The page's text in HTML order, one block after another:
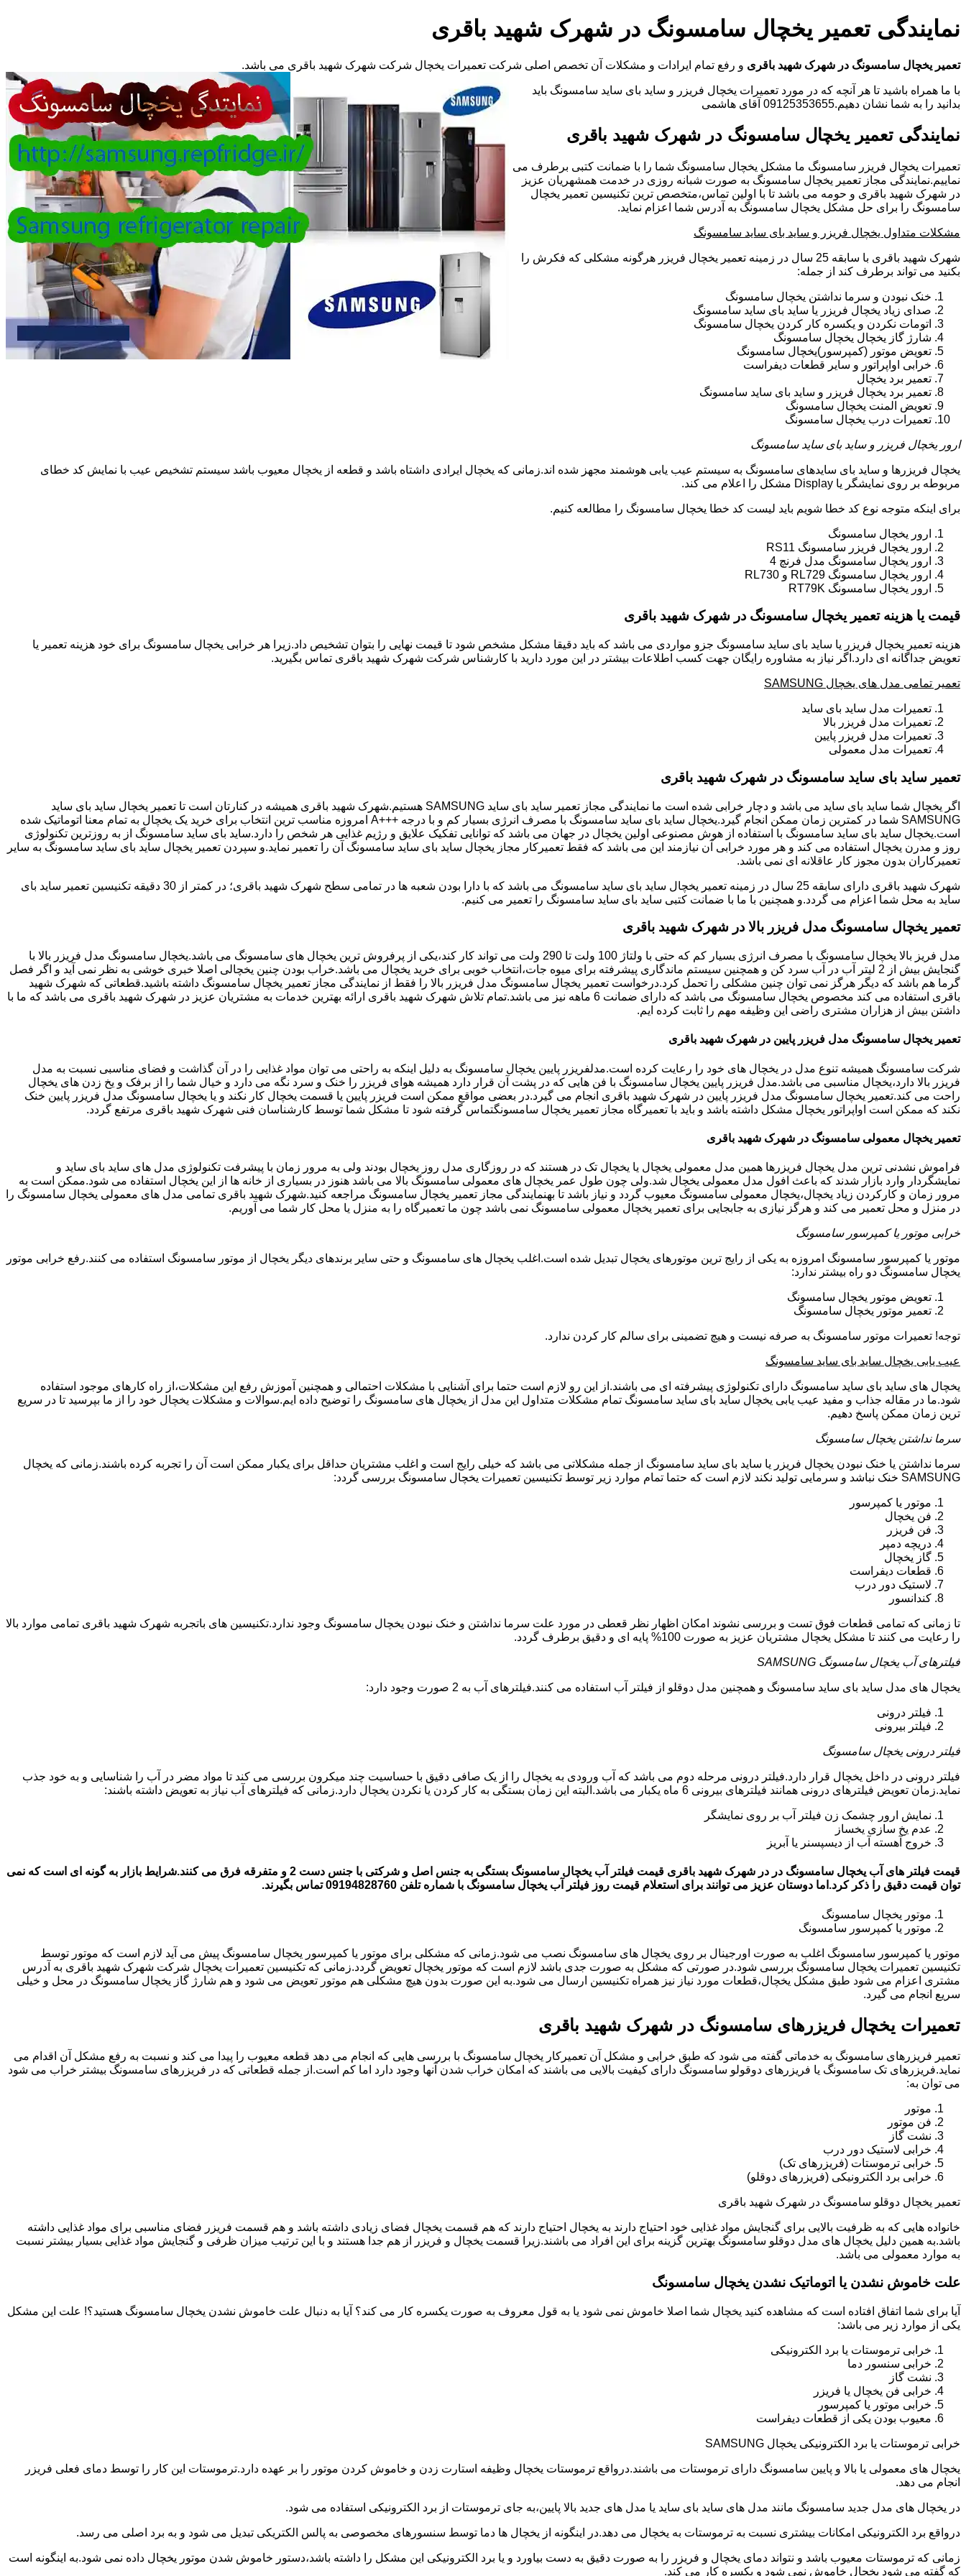
نمایندگی تعمیر یخچال سامسونگ در شهرک شهید باقری
تعمیر یخچال سامسونگ در شهرک شهید باقری و رفع تمام ایرادات و مشکلات آن تخصص اصلی شرکت تعمیرات یخچال شرکت شهرک شهید باقری می باشد.
با ما همراه باشید تا هر آنچه که در مورد تعمیرات یخچال فریزر و ساید بای ساید سامسونگ باید
بدانید را به شما نشان دهیم.09125353655 آقای هاشمی
نمایندگی تعمیر یخچال سامسونگ در شهرک شهید باقری
تعمیرات یخچال فریزر سامسونگ ما مشکل یخچال سامسونگ شما را با ضمانت کتبی برطرف می
نماییم.نمایندگی مجاز تعمیر یخچال سامسونگ به صورت شبانه روزی در خدمت همشهریان عزیز
در شهرک شهید باقری و حومه می باشد تا با اولین تماس،متخصص ترین تکنیسین تعمیر یخچال
سامسونگ را برای حل مشکل یخچال سامسونگ به آدرس شما اعزام نماید.
مشکلات متداول یخچال فریزر و ساید بای ساید سامسونگ
شهرک شهید باقری با سابقه 25 سال در زمینه تعمیر یخچال فریزر هرگونه مشکلی که فکرش را
بکنید می تواند برطرف کند از جمله:
خنک نبودن و سرما نداشتن یخچال سامسونگ
صدای زیاد یخچال فریزر یا ساید بای ساید سامسونگ
اتومات نکردن و یکسره کار کردن یخچال سامسونگ
شارژ گاز یخچال یخچال سامسونگ
تعویض موتور (کمپرسور)یخچال سامسونگ
خرابی اواپراتور و سایر قطعات دیفراست
تعمیر برد یخچال
تعمیر برد یخچال فریزر و ساید بای ساید سامسونگ
تعویض المنت یخچال سامسونگ
تعمیرات درب یخچال سامسونگ
ارور یخچال فریزر و ساید بای ساید سامسونگ
یخچال فریزرها و ساید بای سایدهای سامسونگ به سیستم عیب یابی هوشمند مجهز شده اند.زمانی که یخچال ایرادی داشتاه باشد و قطعه از یخچال معیوب باشد سیستم تشخیص عیب با نمایش کد خطای
مربوطه بر روی نمایشگر یا Display مشکل را اعلام می کند.
برای اینکه متوجه نوع کد خطا شویم باید لیست کد خطا یخچال سامسونگ را مطالعه کنیم.
ارور یخچال سامسونگ
ارور یخچال فریزر سامسونگ RS11
ارور یخچال سامسونگ مدل فرنچ 4
ارور یخچال سامسونگ RL729 و RL730
ارور یخچال سامسونگ RT79K
قیمت یا هزینه تعمیر یخچال سامسونگ در شهرک شهید باقری
هزینه تعمیر یخچال فریزر یا ساید بای ساید سامسونگ جزو مواردی می باشد که باید دقیقا مشکل مشخص شود تا قیمت نهایی را بتوان تشخیص داد.زیرا هر خرابی یخچال سامسونگ برای خود هزینه تعمیر یا
تعویض جداگانه ای دارد.اگر نیاز به مشاوره رایگان جهت کسب اطلاعات بیشتر در این مورد دارید با کارشناس شرکت شهرک شهید باقری تماس بگیرید.
تعمیر تمامی مدل های یخچال SAMSUNG
تعمیرات مدل ساید بای ساید
تعمیرات مدل فریزر بالا
تعمیرات مدل فریزر پایین
تعمیرات مدل معمولی
تعمیر ساید بای ساید سامسونگ در شهرک شهید باقری
اگر یخچال شما ساید بای ساید می باشد و دچار خرابی شده است ما نمایندگی مجاز تعمیر ساید بای ساید SAMSUNG هستیم.شهرک شهید باقری همیشه در کنارتان است تا تعمیر یخچال ساید بای ساید
SAMSUNG شما در کمترین زمان ممکن انجام گیرد.یخچال ساید بای ساید سامسونگ با مصرف انرژی بسیار کم و با درجه +++A امروزه مناسب ترین انتخاب برای خرید یک یخچال به تمام معنا اتوماتیک شده
است.یخچال ساید بای ساید سامسونگ با استفاده از هوش مصنوعی اولین یخچال در جهان می باشد که توانایی تفکیک علایق و رژیم غذایی هر شخص را دارد.ساید بای ساید سامسونگ از به روزترین تکنولوژی
روز و مدرن یخچال استفاده می کند و هر مورد خرابی آن نیازمند این می باشد که فقط تعمیرکار مجاز یخچال ساید بای ساید سامسونگ آن را تعمیر نماید.و سپردن تعمیر یخچال ساید بای ساید سامسونگ به سایر
تعمیرکاران بدون مجوز کار عاقلانه ای نمی باشد.
شهرک شهید باقری دارای سابقه 25 سال در زمینه تعمیر یخچال ساید بای ساید سامسونگ می باشد که با دارا بودن شعبه ها در تمامی سطح شهرک شهید باقری؛ در کمتر از 30 دقیقه تکنیسین تعمیر ساید بای
ساید به محل شما اعزام می گردد.و همچنین با ما با ضمانت کتبی ساید بای ساید سامسونگ را تعمیر می کنیم.
تعمیر یخچال سامسونگ مدل فریزر بالا در شهرک شهید باقری
مدل فریز بالا یخچال سامسونگ با مصرف انرژی بسیار کم که حتی با ولتاژ 100 ولت تا 290 ولت می تواند کار کند،یکی از پرفروش ترین یخچال های سامسونگ می باشد.یخچال سامسونگ مدل فریزر بالا با
گنجایش بیش از 2 لیتر آب در آب سرد کن و همچنین سیستم ماندگاری پیشرفته برای میوه جات،انتخاب خوبی برای خرید یخچال می باشد.خراب بودن چنین یخچالی اصلا خبری خوشی به نظر نمی آید و اگر فصل
گرما هم باشد که دیگر هرگز نمی توان چنین مشکلی را تحمل کرد.درخواست تعمیر یخچال سامسونگ مدل فریزر بالا را فقط از نمایندگی مجاز تعمیر یخچال سامسونگ داشته باشید.قطعاتی که شهرک شهید
باقری استفاده می کند مخصوص یخچال سامسونگ می باشد که دارای ضمانت 6 ماهه نیز می باشد.تمام تلاش شهرک شهید باقری ارائه بهترین خدمات به مشتریان عزیز در شهرک شهید باقری می باشد که ما با
داشتن بیش از هزاران مشتری راضی این وظیفه مهم را ثابت کرده ایم.
تعمیر یخچال سامسونگ مدل فریزر پایین در شهرک شهید باقری
شرکت سامسونگ همیشه تنوع مدل در یخچال های خود را رعایت کرده است.مدلفریزر پایین یخچال سامسونگ به دلیل اینکه به راحتی می توان مواد غذایی را در آن گذاشت و فضای مناسبی نسبت به مدل
فریزر بالا دارد،یخچال مناسبی می باشد.مدل فریزر پایین یخچال سامسونگ با فن هایی که در پشت آن قرار دارد همیشه هوای فریزر را خنک و سرد نگه می دارد و خیال شما را از برفک و یخ زدن های یخچال
راحت می کند.تعمیر یخچال سامسونگ مدل فریزر پایین در شهرک شهید باقری انجام می گیرد.در بعضی مواقع ممکن است فریزر پایین یا قسمت یخچال کار نکند و یا یخچال سامسونگ مدل فریزر پایین خنک
نکند که ممکن است اواپراتور یخچال مشکل داشته باشد و باید با تعمیرگاه مجاز تعمیر یخچال سامسونگتماس گرفته شود تا مشکل شما توسط کارشناسان فنی شهرک شهید باقری مرتفع گردد.
تعمیر یخچال معمولی سامسونگ در شهرک شهید باقری
فراموش نشدنی ترین مدل یخچال فریزرها همین مدل معمولی یخچال یا یخچال تک در هستند که در روزگاری مدل روز یخچال بودند ولی به مرور زمان با پیشرفت تکنولوژی مدل های ساید بای ساید و
نمایشگردار وارد بازار شدند که باعث افول مدل معمولی یخچال شد.ولی چون طول عمر یخچال های معمولی سامسونگ بالا می باشد هنوز در بسیاری از خانه ها از این یخچال استفاده می شود.ممکن است به
مرور زمان و کارکردن زیاد یخچال،یخچال معمولی سامسونگ معیوب گردد و نیاز باشد تا بهنمایندگی مجاز تعمیر یخچال سامسونگ مراجعه کنید.شهرک شهید باقری تمامی مدل های معمولی یخچال سامسونگ را
در منزل و محل تعمیر می کند و هرگز نیازی به جابجایی برای تعمیر یخچال معمولی سامسونگ نمی باشد چون ما تعمیرگاه را به منزل یا محل کار شما می آوریم.
خرابی موتور یا کمپرسور سامسونگ
موتور یا کمپرسور سامسونگ امروزه به یکی از رایج ترین موتورهای یخچال تبدیل شده است.اغلب یخچال های سامسونگ و حتی سایر برندهای دیگر یخچال از موتور سامسونگ استفاده می کنند.رفع خرابی موتور
یخچال سامسونگ دو راه بیشتر ندارد:
تعویض موتور یخچال سامسونگ
تعمیر موتور یخچال سامسونگ
توجه! تعمیرات موتور سامسونگ به صرفه نیست و هیچ تضمینی برای سالم کار کردن ندارد.
عیب یابی یخچال ساید بای ساید سامسونگ
یخچال های ساید بای ساید سامسونگ دارای تکنولوژی پیشرفته ای می باشند.از این رو لازم است حتما برای آشنایی با مشکلات احتمالی و همچنین آموزش رفع این مشکلات،از راه کارهای موجود استفاده
شود.ما در مقاله جذاب و مفید عیب یابی یخچال ساید بای ساید سامسونگ تمام مشکلات متداول این مدل از یخچال های سامسونگ را توضیح داده ایم.سوالات و مشکلات یخچال خود را از ما بپرسید تا در سریع
ترین زمان ممکن پاسخ دهیم.
سرما نداشتن یخچال سامسونگ
سرما نداشتن یا خنک نبودن یخچال فریزر یا ساید بای ساید سامسونگ از جمله مشکلاتی می باشد که خیلی رایج است و اغلب مشتریان حداقل برای یکبار ممکن است آن را تجربه کرده باشند.زمانی که یخچال
SAMSUNG خنک نباشد و سرمایی تولید نکند لازم است که حتما تمام موارد زیر توسط تکنیسین تعمیرات یخچال سامسونگ بررسی گردد:
موتور یا کمپرسور
فن یخچال
فن فریزر
دریچه دمپر
گاز یخچال
قطعات دیفراست
لاستیک دور درب
کندانسور
تا زمانی که تمامی قطعات فوق تست و بررسی نشوند امکان اظهار نظر قعطی در مورد علت سرما نداشتن و خنک نبودن یخچال سامسونگ وجود ندارد.تکنیسین های باتجربه شهرک شهید باقری تمامی موارد بالا
را رعایت می کنند تا مشکل یخچال مشتریان عزیز به صورت 100% پایه ای و دقیق برطرف گردد.
فیلترهای آب یخچال سامسونگ SAMSUNG
یخچال های مدل ساید بای ساید سامسونگ و همچنین مدل دوقلو از فیلتر آب استفاده می کنند.فیلترهای آب به 2 صورت وجود دارد:
فیلتر درونی
فیلتر بیرونی
فیلتر درونی یخچال سامسونگ
فیلتر درونی در داخل یخچال قرار دارد.فیلتر درونی مرحله دوم می باشد که آب ورودی به یخچال را از یک صافی دقیق با حساسیت چند میکرون بررسی می کند تا مواد مضر در آب را شناسایی و به خود جذب
نماید.زمان تعویض فیلترهای درونی همانند فیلترهای بیرونی 6 ماه یکبار می باشد.البته این زمان بستگی به کار کردن یا نکردن یخچال دارد.زمانی که فیلترهای آب نیاز به تعویض داشته باشند:
نمایش ارور چشمک زن فیلتر آب بر روی نمایشگر
عدم یخ سازی یخساز
خروج آهسته آب از دیسپسنر یا آبریز
قیمت فیلتر های آب یخچال سامسونگ در در شهرک شهید باقری قیمت فیلتر آب یخچال سامسونگ بستگی به جنس اصل و شرکتی با جنس دست 2 و متفرقه فرق می کنند.شرایط بازار به گونه ای است که نمی
توان قیمت دقیق را ذکر کرد.اما دوستان عزیز می توانند برای استعلام قیمت روز فیلتر آب یخچال سامسونگ با شماره تلفن 09194828760 تماس بگیرند.
موتور یخچال سامسونگ
موتور یا کمپرسور سامسونگ
موتور یا کمپرسور سامسونگ اغلب به صورت اورجینال بر روی یخچال های سامسونگ نصب می شود.زمانی که مشکلی برای موتور یا کمپرسور یخچال سامسونگ پیش می آید لازم است که موتور توسط
تکنیسین تعمیرات یخچال سامسونگ بررسی شود.در صورتی که مشکل به صورت جدی باشد لازم است که موتور یخچال تعویض گردد.زمانی که تکنیسین تعمیرات یخچال شرکت شهرک شهید باقری به آدرس
مشتری اعزام می شود طبق مشکل یخچال،قطعات مورد نیاز نیز همراه تکنیسین ارسال می شود.به این صورت بدون هیچ مشکلی هم موتور تعویض می شود و هم شارژ گاز یخچال سامسونگ در محل و خیلی
سریع انجام می گیرد.
تعمیرات یخچال فریزرهای سامسونگ در شهرک شهید باقری
تعمیر فریزرهای سامسونگ به خدماتی گفته می شود که طبق خرابی و مشکل آن تعمیرکار یخچال سامسونگ با بررسی هایی که انجام می دهد قطعه معیوب را پیدا می کند و نسبت به رفع مشکل آن اقدام می
نماید.فریزرهای تک سامسونگ یا فریزرهای دوقولو سامسونگ دارای کیفیت بالایی می باشند که امکان خراب شدن آنها وجود دارد اما کم است.از جمله قطعاتی که در فریزرهای سامسونگ بیشتر خراب می شود
می توان به:
موتور
فن موتور
نشت گاز
خرابی لاستیک دور درب
خرابی ترموستات (فریزرهای تک)
خرابی برد الکترونیکی (فریزرهای دوقلو)
تعمیر یخچال دوقلو سامسونگ در شهرک شهید باقری
خانواده هایی که به ظرفیت بالایی برای گنجایش مواد غذایی خود احتیاج دارند به یخچال احتیاج دارند که هم قسمت یخچال فضای زیادی داشته باشد و هم قسمت فریزر فضای مناسبی برای مواد غذایی داشته
باشد.به همین دلیل یخچال های مدل دوقلو سامسونگ بهترین گزینه برای این افراد می باشند.زیرا قسمت یخچال و فریزر از هم جدا هستند و با این ترتیب میزان ظرفی و گنجایش مواد غذایی بسیار بیشتر نسبت
به موارد معمولی می باشد.
علت خاموش نشدن یا اتوماتیک نشدن یخچال سامسونگ
آیا برای شما اتفاق افتاده است که مشاهده کنید یخچال شما اصلا خاموش نمی شود یا به قول معروف به صورت یکسره کار می کند؟ آیا به دنبال علت خاموش نشدن یخچال سامسونگ هستید؟! علت این مشکل
یکی از موارد زیر می باشد:
خرابی ترموستات یا برد الکترونیکی
خرابی سنسور دما
نشت گاز
خرابی فن یخچال یا فریزر
خرابی موتور یا کمپرسور
معیوب بودن یکی از قطعات دیفراست
خرابی ترموستات یا برد الکترونیکی یخچال SAMSUNG
یخچال های معمولی یا بالا و پایین سامسونگ دارای ترموستات می باشند.درواقع ترموستات یخچال وظیفه استارت زدن و خاموش کردن موتور را بر عهده دارد.ترموستات این کار را توسط دمای فعلی فریزر
انجام می دهد.
در یخچال های مدل جدید سامسونگ مانند مدل های ساید بای ساید یا مدل های جدید بالا پایین،به جای ترموستات از برد الکترونیکی استفاده می شود.
درواقع برد الکترونیکی امکانات بیشتری نسبت به ترموستات به یخچال می دهد.در اینگونه از یخچال ها دما توسط سنسورهای مخصوصی به پالس الکتریکی تبدیل می شود و به برد اصلی می رسد.
زمانی که ترموستات معیوب باشد و نتواند دمای یخچال و فریزر را به صورت دقیق به دست بیاورد و یا برد الکترونیکی این مشکل را داشته باشد،دستور خاموش شدن موتور یخچال داده نمی شود.به اینگونه است
که گفته می شود یخچال خاموش نمی شود و یکسره کار می کند.